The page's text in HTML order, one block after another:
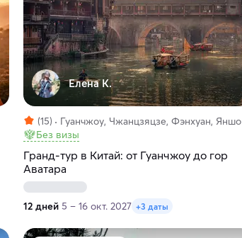
Елена К.
(15)
Гуанчжоу, Чжанцзяцзе, Фэнхуан, Яншо
Без визы
Гранд-тур в Китай: от Гуанчжоу до гор
Аватара
12 дней 5 – 16 окт. 2027 +3 даты